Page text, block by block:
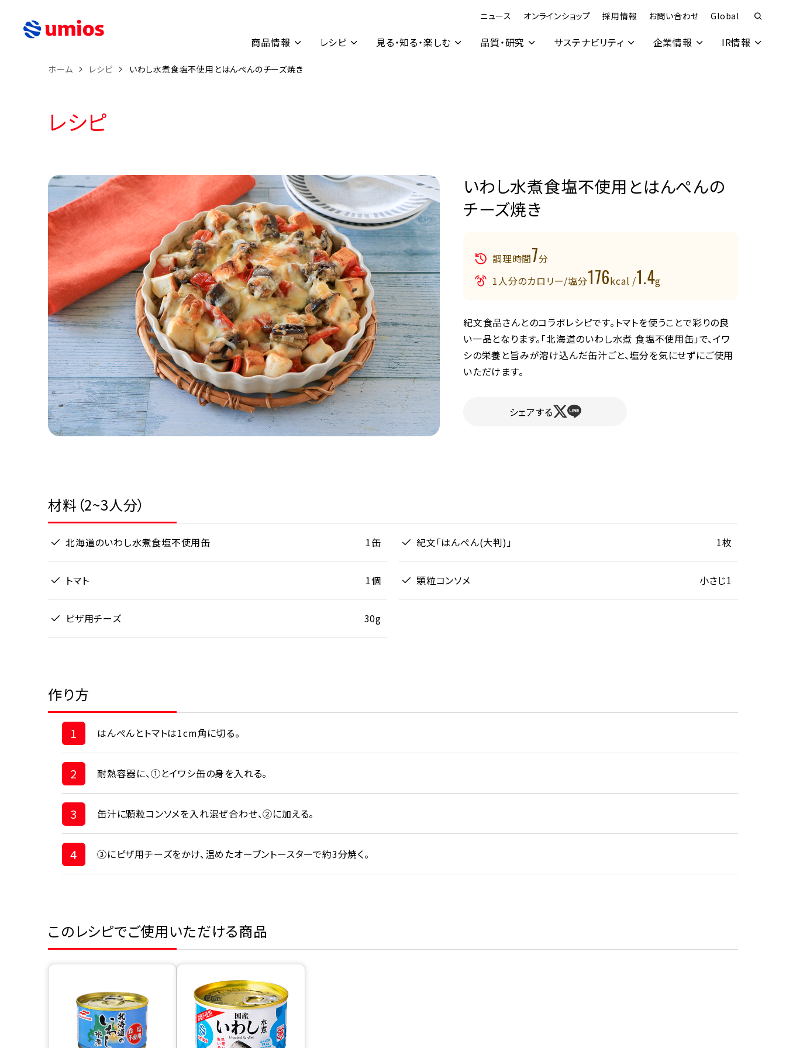
ニュース オンラインショップ 採用情報 お問い合わせ Global
商品情報 レシピ 見る・知る・楽しむ 品質・研究 サステナビリティ 企業情報 IR情報
ホーム レシピ いわし水煮食塩不使用とはんぺんのチーズ焼き
レシピ
いわし水煮食塩不使用とはんぺんの
チーズ焼き
調理時間7分
1人分のカロリー/塩分176kcal /1.4g
紀文食品さんとのコラボレシピです。トマトを使うことで彩りの良
い一品となります。「北海道のいわし水煮 食塩不使用缶」で、イワ
シの栄養と旨みが溶け込んだ缶汁ごと、塩分を気にせずにご使用
いただけます。
シェアする
材料（2~3人分）
北海道のいわし水煮食塩不使用缶 1缶 紀文「はんぺん(大判)」 1枚
トマト 1個 顆粒コンソメ 小さじ1
ピザ用チーズ 30g
作り方
1 はんぺんとトマトは1cm角に切る。
2 耐熱容器に、①とイワシ缶の身を入れる。
3 缶汁に顆粒コンソメを入れ混ぜ合わせ、②に加える。
4 ③にピザ用チーズをかけ、温めたオーブントースターで約3分焼く。
このレシピでご使用いただける商品